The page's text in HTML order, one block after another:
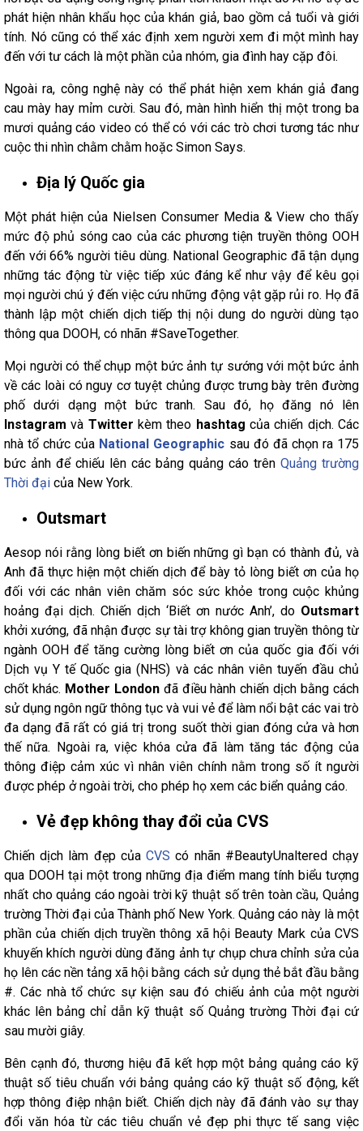
phát hiện nhân khẩu học của khán giả, bao gồm cả tuổi và giới
tính. Nó cũng có thể xác định xem người xem đi một mình hay
đến với tư cách là một phần của nhóm, gia đình hay cặp đôi.
Ngoài ra, công nghệ này có thể phát hiện xem khán giả đang
cau mày hay mỉm cười. Sau đó, màn hình hiển thị một trong ba
mươi quảng cáo video có thể có với các trò chơi tương tác như
cuộc thi nhìn chằm chằm hoặc Simon Says.
Địa lý Quốc gia
Một phát hiện của Nielsen Consumer Media & View cho thấy
mức độ phủ sóng cao của các phương tiện truyền thông OOH
đến với 66% người tiêu dùng. National Geographic đã tận dụng
những tác động từ việc tiếp xúc đáng kể như vậy để kêu gọi
mọi người chú ý đến việc cứu những động vật gặp rủi ro. Họ đã
thành lập một chiến dịch tiếp thị nội dung do người dùng tạo
thông qua DOOH, có nhãn #SaveTogether.
Mọi người có thể chụp một bức ảnh tự sướng với một bức ảnh
về các loài có nguy cơ tuyệt chủng được trưng bày trên đường
phố dưới dạng một bức tranh. Sau đó, họ đăng nó lên
Instagram và Twitter kèm theo hashtag của chiến dịch. Các
nhà tổ chức của National Geographic sau đó đã chọn ra 175
bức ảnh để chiếu lên các bảng quảng cáo trên Quảng trường
Thời đại của New York.
Outsmart
Aesop nói rằng lòng biết ơn biến những gì bạn có thành đủ, và
Anh đã thực hiện một chiến dịch để bày tỏ lòng biết ơn của họ
đối với các nhân viên chăm sóc sức khỏe trong cuộc khủng
hoảng đại dịch. Chiến dịch ‘Biết ơn nước Anh’, do Outsmart
khởi xướng, đã nhận được sự tài trợ không gian truyền thông từ
ngành OOH để tăng cường lòng biết ơn của quốc gia đối với
Dịch vụ Y tế Quốc gia (NHS) và các nhân viên tuyến đầu chủ
chốt khác. Mother Londonđã điều hành chiến dịch bằng cách
sử dụng ngôn ngữ thông tục và vui vẻ để làm nổi bật các vai trò
đa dạng đã rất có giá trị trong suốt thời gian đóng cửa và hơn
thế nữa. Ngoài ra, việc khóa cửa đã làm tăng tác động của
thông điệp cảm xúc vì nhân viên chính nằm trong số ít người
được phép ở ngoài trời, cho phép họ xem các biển quảng cáo.
Vẻ đẹp không thay đổi của CVS
Chiến dịch làm đẹp củaCVS có nhãn #BeautyUnaltered chạy
qua DOOH tại một trong những địa điểm mang tính biểu tượng
nhất cho quảng cáo ngoài trời kỹ thuật số trên toàn cầu, Quảng
trường Thời đại của Thành phố New York. Quảng cáo này là một
phần của chiến dịch truyền thông xã hội Beauty Mark của CVS
khuyến khích người dùng đăng ảnh tự chụp chưa chỉnh sửa của
họ lên các nền tảng xã hội bằng cách sử dụng thẻ bắt đầu bằng
#. Các nhà tổ chức sự kiện sau đó chiếu ảnh của một người
khác lên bảng chỉ dẫn kỹ thuật số Quảng trường Thời đại cứ
sau mười giây.
Bên cạnh đó, thương hiệu đã kết hợp một bảng quảng cáo kỹ
thuật số tiêu chuẩn với bảng quảng cáo kỹ thuật số động, kết
hợp thông điệp nhận biết. Chiến dịch này đã đánh vào sự thay
đổi văn hóa từ các tiêu chuẩn vẻ đẹp phi thực tế sang việc